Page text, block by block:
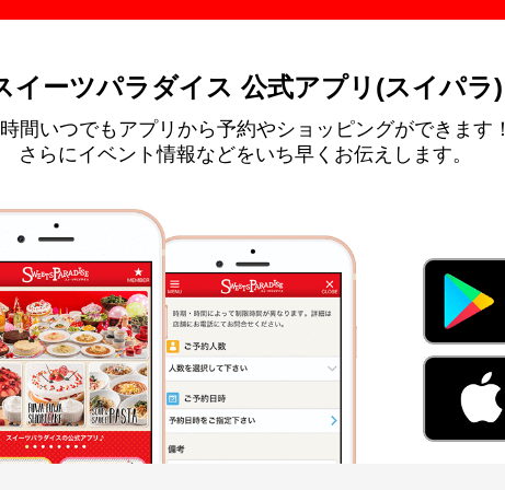
イーツパラダイス 公式アプリ(スイパラ)
間いつでもアプリから予約やショッピングができます！
さらにイベント情報などをいち早くお伝えします。